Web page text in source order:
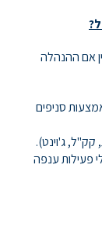
אם ההנהלה
סניפים
קק"ל, ג'וינט).
פעילות ענפה